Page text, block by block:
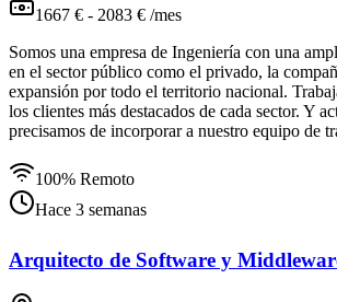
1667 € - 2083 € /mes
Somos una empresa de Ingeniería con una
en el sector público como el privado, la
expansión por todo el territorio nacional.
los clientes más destacados de cada sector. Y
precisamos de incorporar a nuestro equipo de
100% Remoto
Hace 3 semanas
Arquitecto de Software y